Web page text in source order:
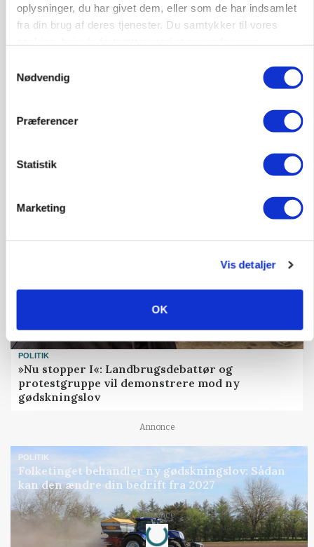
oplysninger, du har givet dem, eller som de har indsamlet
fra din brug af deres tjenester. Du samtykker til vores
Nødvendig
Præferencer
Statistik
Marketing
Vis detaljer
OK
MARKED
POLITIK
»Nu stopper I«: Landbrugsdebattør og
protestgruppe vil demonstrere mod ny
gødskningslov
Annonce
POLITIK
Folketinget behandler ny gødskningslov: Sådan
kan den ændre din bedrift fra 2027
Annonce
Loading...